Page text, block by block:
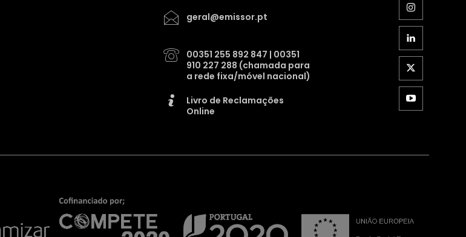
geral@emissor.pt
00351 255 892 847 | 00351
910 227 288 (chamada para
a rede fixa/móvel nacional)
Livro de Reclamações
Online